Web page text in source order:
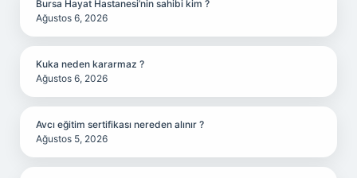
Bursa Hayat Hastanesi’nin sahibi kim ?
Ağustos 6, 2026
Kuka neden kararmaz ?
Ağustos 6, 2026
Avcı eğitim sertifikası nereden alınır ?
Ağustos 5, 2026